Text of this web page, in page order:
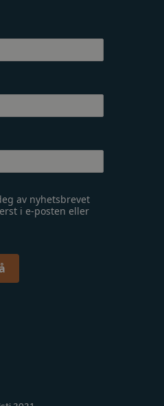
av nyhetsbrevet
i e-posten eller